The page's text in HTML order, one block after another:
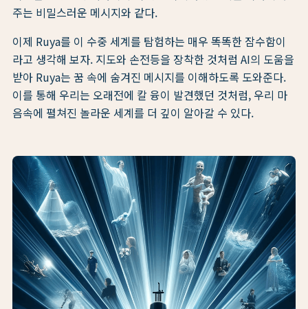
주는 비밀스러운 메시지와 같다.
이제 Ruya를 이 수중 세계를 탐험하는 매우 똑똑한 잠수함이
라고 생각해 보자. 지도와 손전등을 장착한 것처럼 AI의 도움을
받아 Ruya는 꿈 속에 숨겨진 메시지를 이해하도록 도와준다.
이를 통해 우리는 오래전에 칼 융이 발견했던 것처럼, 우리 마
음속에 펼쳐진 놀라운 세계를 더 깊이 알아갈 수 있다.